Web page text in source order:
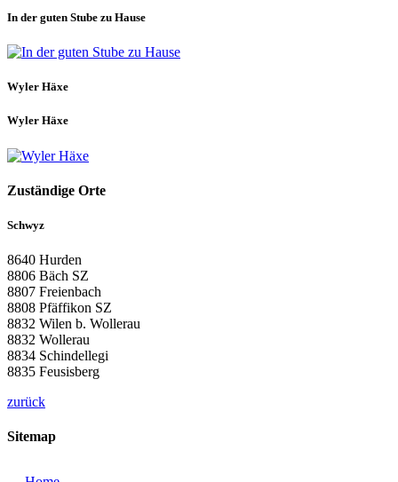
In der guten Stube zu Hause
Wyler Häxe
Wyler Häxe
Zuständige Orte
Schwyz
8640 Hurden
8806 Bäch SZ
8807 Freienbach
8808 Pfäffikon SZ
8832 Wilen b. Wollerau
8832 Wollerau
8834 Schindellegi
8835 Feusisberg
zurück
Sitemap